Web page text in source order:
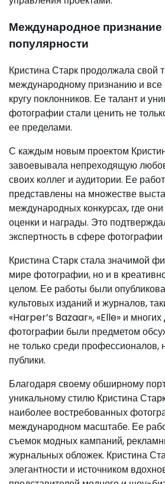
Международное признание
популярности
Кристина Старк продолжала свой
международному признанию и
кругу поклонников. Ее талант и
фотографии стали ценить не
ее пределами.
С каждым новым проектом
завоевывала непреходящую
своих коллег и аудитории. Ее
представлены на множестве
международных конкурсах, где
оценки и награды. Это
экспертность в сфере фотографии
Кристина Старк стала значимой
мире фотографии, но и в
целом. Ее работы были
культовых изданий и журналов,
«Harper’s Bazaar», «Elle» и многих
фотографии были предметом
не только среди профессионалов,
публики.
Благодаря своему обширному
уникальному стилю Кристина
наиболее востребованных
международном масштабе. Ее
съемок модных кампаний,
журнальных обложек. Кристина
элегантности и источником